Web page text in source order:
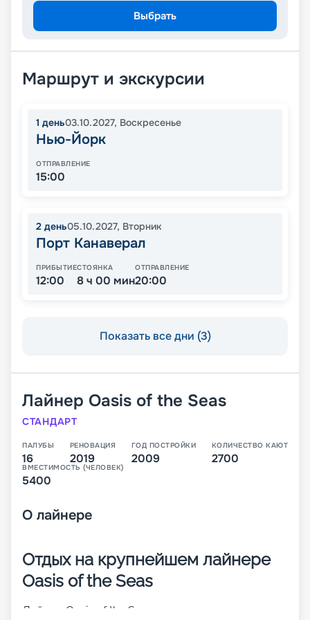
Выбрать
Маршрут и экскурсии
1 день03.10.2027, Воскресенье
Нью-Йорк
ОТПРАВЛЕНИЕ
15:00
2 день05.10.2027, Вторник
Порт Канаверал
ПРИБЫТИЕ
12:00
СТОЯНКА
8 ч 00 мин
ОТПРАВЛЕНИЕ
20:00
Показать все дни (3)
Лайнер Oasis of the Seas
СТАНДАРТ
ПАЛУБЫ
16
РЕНОВАЦИЯ
2019
ГОД ПОСТРОЙКИ
2009
КОЛИЧЕСТВО КАЮТ
2700
ВМЕСТИМОСТЬ (ЧЕЛОВЕК)
5400
О лайнере
Отдых на крупнейшем лайнере
Oasis of the Seas
Лайнер Oasis of the Seas – это одно из